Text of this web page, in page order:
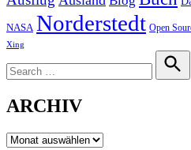
NASA Norderstedt Open
Xing
for:
ARCHIV
Archiv